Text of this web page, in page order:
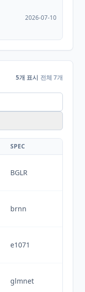
2026-07-10
5개 표시 전체 7개
SPEC
BGLR
brnn
e1071
glmnet